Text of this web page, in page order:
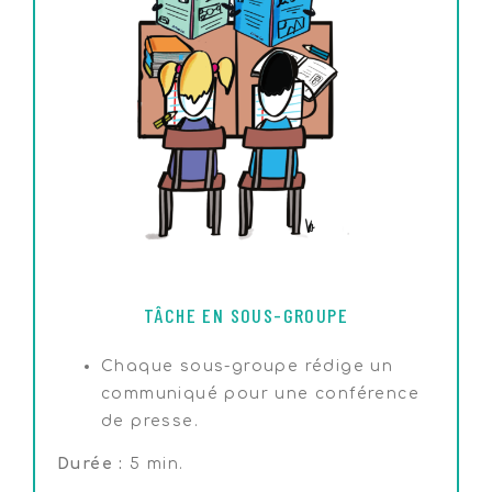
TÂCHE EN SOUS-GROUPE
Chaque sous-groupe rédige un
communiqué pour une conférence
de presse.
Durée : 5 min.